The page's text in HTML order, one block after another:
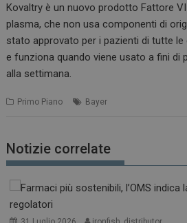
Kovaltry è un nuovo prodotto Fattore
plasma, che non usa componenti di
stato approvato per i pazienti di tutte
e funziona quando viene usato a fini di
alla settimana.
Primo Piano Bayer
Notizie correlate